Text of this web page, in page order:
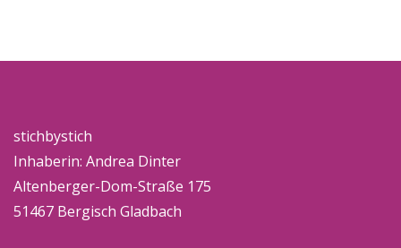
stichbystich
Inhaberin: Andrea Dinter
Altenberger-Dom-Straße 175
51467 Bergisch Gladbach